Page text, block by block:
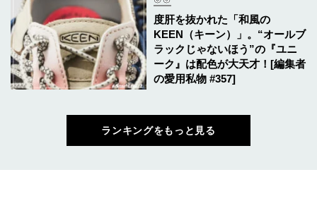
度肝を抜かれた「和風の
KEEN（キーン）」。“オールブ
ラックじゃないほう”の『ユニ
ーク』は配色が大天才！[編集者
の愛用私物 #357]
ランキングをもっと見る